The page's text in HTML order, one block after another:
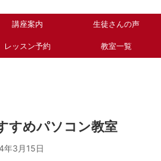
講座案内 生徒さんの声
レッスン予約 教室一覧
すめパソコン教室
年3月15日